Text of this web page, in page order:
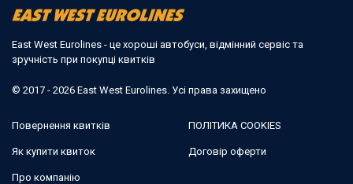
East West Eurolines - це хороші автобуси, відмінний сервіс та
зручність при покупці квитків
© 2017 - 2026 East West Eurolines. Усі права захищено
Повернення квитків
Як купити квиток
Про компанію
ПОЛІТИКА COOKIES
Договір оферти